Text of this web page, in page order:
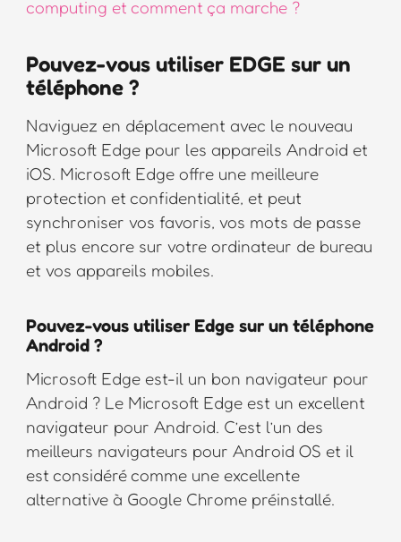
computing et comment ça marche ?
Pouvez-vous utiliser EDGE sur un
téléphone ?
Naviguez en déplacement avec le nouveau
Microsoft Edge pour les appareils Android et
iOS. Microsoft Edge offre une meilleure
protection et confidentialité, et peut
synchroniser vos favoris, vos mots de passe
et plus encore sur votre ordinateur de bureau
et vos appareils mobiles.
Pouvez-vous utiliser Edge sur un téléphone
Android ?
Microsoft Edge est-il un bon navigateur pour
Android ? Le Microsoft Edge est un excellent
navigateur pour Android. C’est l’un des
meilleurs navigateurs pour Android OS et il
est considéré comme une excellente
alternative à Google Chrome préinstallé.